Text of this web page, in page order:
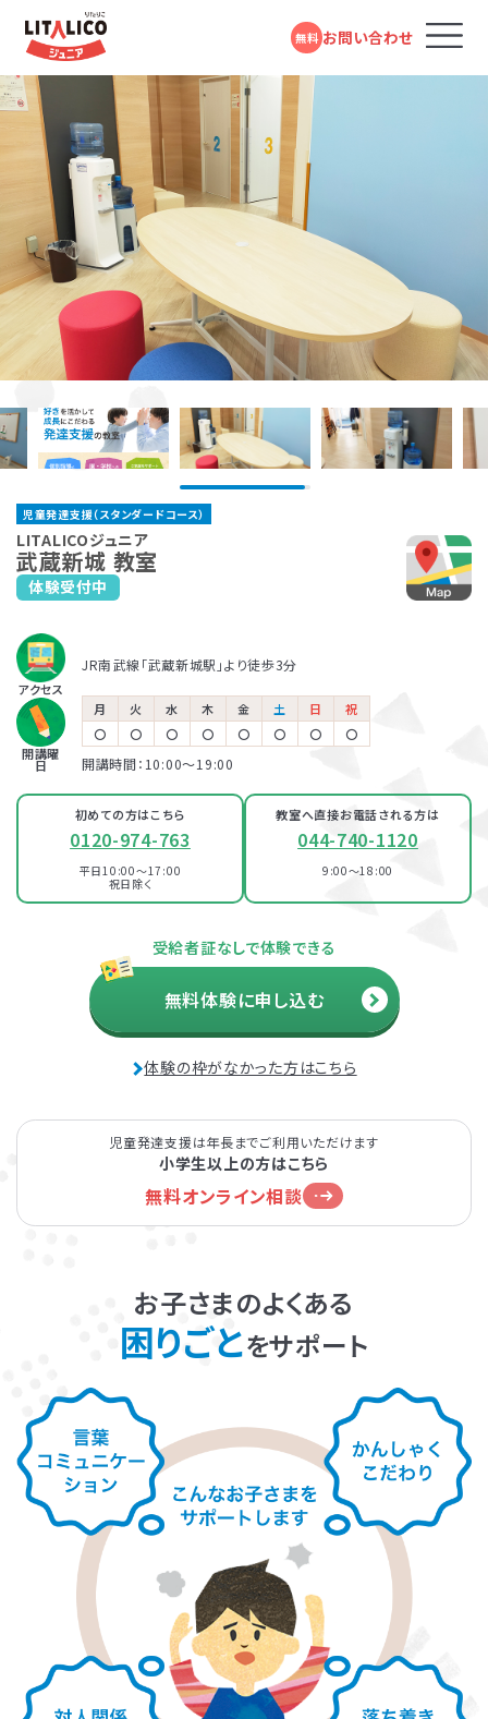
無料 お問い合わせ
コースのご案内
LITALICOジュニアとは
教室を探す
成長事例
入会までの流れ
児童発達支援
放課後等デイサービス
資料・体験授業のお問い合わせ
発達障害とは
個人情報保護方針 サイトマップ
LITALICOワンダー
LITALICO発達ナビ
LITALICOライフ
LITALICOワークス
LITALICO仕事ナビ
LITALICOキャリア
LITALICO教育ソフト
LITALICO発達特性検査
LITALICO研究所
児童発達支援（スタンダードコース）
LITALICOジュニア
武蔵新城 教室
体験受付中
アクセス
JR南武線「武蔵新城駅」より徒歩3分
開講曜
日
月 火 水 木 金 土 日
祝
〇
〇 〇 〇 〇 〇 〇 〇
開講時間：10:00〜19:00
初めての方はこちら
0120-974-763
平日10:00～17:00
祝日除く
教室へ直接お電話される方は
044-740-1120
9:00～18:00
受給者証なしで体験できる
無料体験に申し込む
体験の枠がなかった方はこちら
児童発達支援は年長までご利用いただけます
小学生以上の方はこちら
無料オンライン相談
お子さまのよくある
困りごとをサポート
保育所等訪問支援とは、児童福祉法に基づくサービスで、児童
発達支援や放課後等デイサービスと同じ「障害児通所支援」の
一つです。保育所（保育園）や幼稚園、小学校など、お子さまが
サポートします。
LITALICOジュニアでは、保護者さま向けのサービス「ペアレ
ントトレーニング」というプログラムを提供しています。ペアレ
ントトレーニングとは子育てのイライラを軽減し、自分もお子さ
ログラムです。
各教室のコースについて
パーソナルコース
発達障害や学習障害があるお子さまや発達が気に
なるお子さまを支援する学習塾・幼児教室です。受給
者証の有無に関係なく、すぐにご利用いただけます。
対象年齢：0歳～高校3年
スタンダードコース
児童福祉法に基づき運営している福祉サービスで
ス（小学1年～高校3年）に分かれており、受給者証を
お持ちの方がご利用いただけます。
スタンダードコース 無料体験受付中
LITALICOジュニア
武蔵溝ノ口教室
JR「武蔵溝ノ口駅」より徒歩5分
東急田園都市線・大井町線「溝の口駅」より徒歩7分
LITALICOジュニア
溝の口教室
東急田園都市線「高津駅」より徒歩2分
LITALICOジュニア
自由が丘教室
東急目黒線「奥沢駅」より徒歩4分
東急目黒線・東急東横線「田園調布駅」より徒歩8分
東急東横線・東急大井町線「自由が丘駅」より徒歩11分
パーソナルコース
LITALICOジュニア
溝の口教室
東急田園都市線・大井町線「溝の口駅」より徒歩4分
LITALICOジュニア
武蔵小杉教室
JR・東急東横線・東急目黒線「武蔵小杉駅」より徒歩6分
フォームで
問い合わせる
電話で問い合わせる
0120-974-763
平日10:00～17:00／祝日除く
LITALICOジュニア
武蔵溝ノ口教室
JR「武蔵溝ノ口駅」より徒歩5分
東急田園都市線・大井町線「溝の口駅」より徒歩7分
LITALICOジュニア
溝の口教室
東急田園都市線「高津駅」より徒歩2分
LITALICOジュニア
自由が丘教室
東急目黒線・東急東横線「田園調布駅」より徒歩8分
東急東横線・東急大井町線「自由が丘駅」より徒歩11分